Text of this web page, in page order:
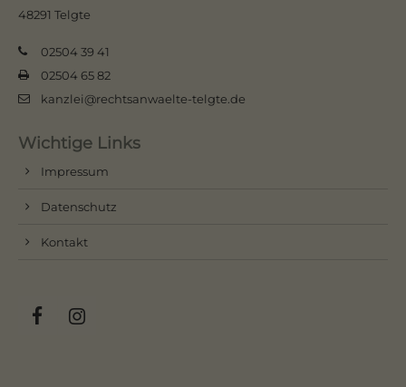
48291 Telgte
02504 39 41
02504 65 82
kanzlei@rechtsanwaelte-telgte.de
Wichtige Links
Impressum
Datenschutz
Kontakt